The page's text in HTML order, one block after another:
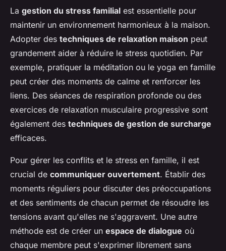
La gestion du stress familial est essentielle pour
maintenir un environnement harmonieux à la maison.
Adopter des techniques de relaxation maison peut
grandement aider à réduire le stress quotidien. Par
exemple, pratiquer la méditation ou le yoga en famille
peut créer des moments de calme et renforcer les
liens. Des séances de respiration profonde ou des
exercices de relaxation musculaire progressive sont
également des techniques de gestion de surcharge
efficaces.
Pour gérer les conflits et le stress en famille, il est
crucial de communiquer ouvertement. Établir des
moments réguliers pour discuter des préoccupations
et des sentiments de chacun permet de résoudre les
tensions avant qu'elles ne s'aggravent. Une autre
méthode est de créer un espace de dialogue où
chaque membre peut s'exprimer librement sans